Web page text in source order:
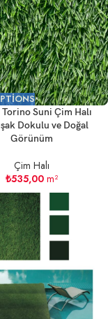
Suni Çim Halı
Dokulu ve Doğal
Görünüm
Çim Halı
₺535,00 m²